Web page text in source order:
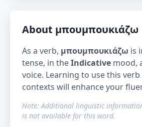
About μπουμπουκιάζω
As a verb, μπουμπουκιάζω is
tense, in theIndicative mood,
voice. Learning to use this
contexts will enhance your
Note: Additional linguistic
is not available for this word.